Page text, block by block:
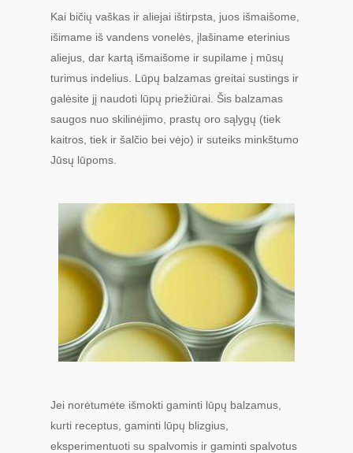
Kai bičių vaškas ir aliejai ištirpsta, juos išmaišome,
išimame iš vandens vonelės, įlašiname eterinius
aliejus, dar kartą išmaišome ir supilame į mūsų
turimus indelius. Lūpų balzamas greitai sustings ir
galėsite jį naudoti lūpų priežiūrai. Šis balzamas
saugos nuo skilinėjimo, prastų oro sąlygų (tiek
kaitros, tiek ir šalčio bei vėjo) ir suteiks minkštumo
Jūsų lūpoms.
Jei norėtumėte išmokti gaminti lūpų balzamus,
kurti receptus, gaminti lūpų blizgius,
eksperimentuoti su spalvomis ir gaminti spalvotus